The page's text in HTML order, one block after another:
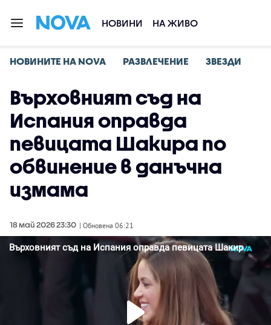
НОВИНИ НА ЖИВО
НОВИНИТЕ НА NOVA РАЗВЛЕЧЕНИЕ ЗВЕЗДИ
Върховният съд на
Испания оправда
певицата Шакира по
обвинение в данъчна
измама
18 май 2026 23:30 | Обновена 06:21